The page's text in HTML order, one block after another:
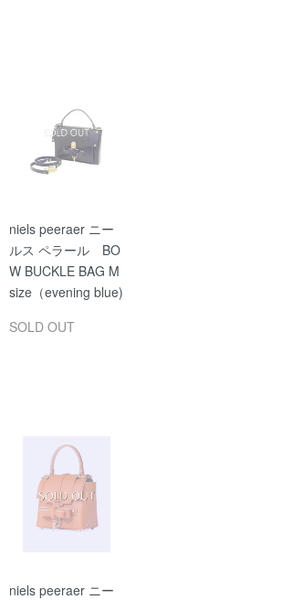
niels peeraer ニー
ルス ペラール BO
W BUCKLE BAG M
size（evening blue)
SOLD OUT
niels peeraer ニー